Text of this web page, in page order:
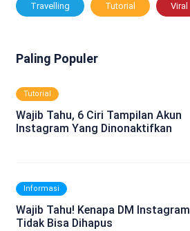
Travelling Tutorial Viral
Paling Populer
Tutorial
Wajib Tahu, 6 Ciri Tampilan Akun
Instagram Yang Dinonaktifkan
Informasi
Wajib Tahu! Kenapa DM Instagram
Tidak Bisa Dihapus